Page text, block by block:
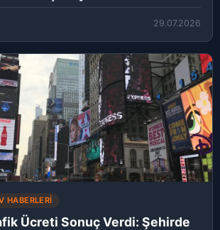
29.07.2026
HABERLERI
Ücreti Sonuç Verdi: Şehirde